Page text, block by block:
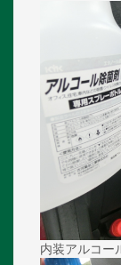
内装アルコー